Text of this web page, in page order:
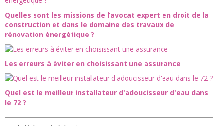
Quelles sont les missions de l’avocat expert en droit de la
construction et dans le domaine des travaux de
rénovation énergétique ?
Les erreurs à éviter en choisissant une assurance
Quel est le meilleur installateur d'adoucisseur d'eau dans
le 72 ?